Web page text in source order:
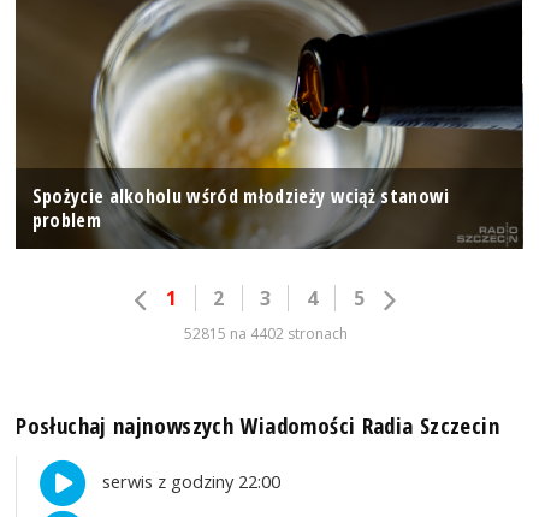
Spożycie alkoholu wśród młodzieży wciąż stanowi
problem
1 2 3 4 5
52815 na 4402 stronach
Posłuchaj najnowszych Wiadomości Radia Szczecin
serwis z godziny 22:00